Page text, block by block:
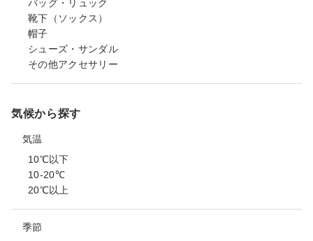
バッグ・リュック
靴下（ソックス）
帽子
シューズ・サンダル
その他アクセサリー
気候から探す
気温
10℃以下
10-20℃
20℃以上
季節